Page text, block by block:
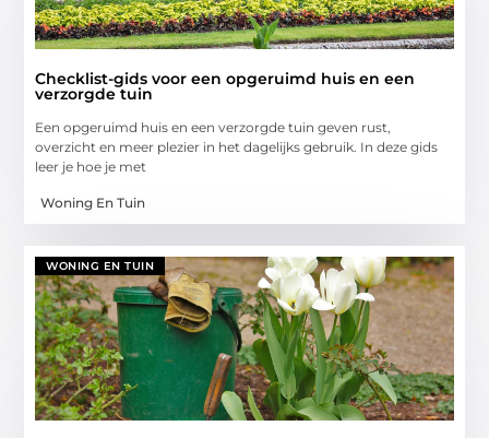
Checklist-gids voor een opgeruimd huis en een
verzorgde tuin
Een opgeruimd huis en een verzorgde tuin geven rust,
overzicht en meer plezier in het dagelijks gebruik. In deze gids
leer je hoe je met
Woning En Tuin
WONING EN TUIN